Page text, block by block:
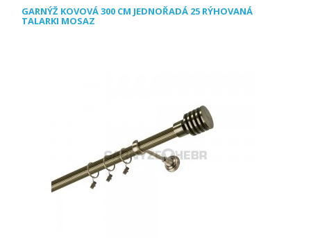
GARNÝŽ KOVOVÁ 300 CM JEDNOŘADÁ 25 RÝHOVANÁ
TALARKI MOSAZ